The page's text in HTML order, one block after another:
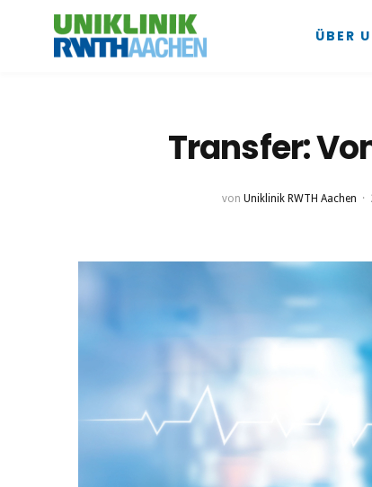
ÜBER
Transfer:
von Uniklinik RWTH Aachen